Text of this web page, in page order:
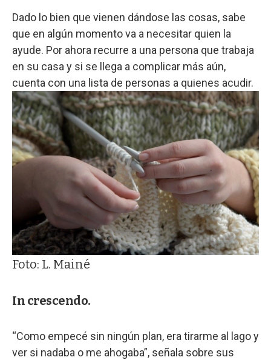
Dado lo bien que vienen dándose las cosas, sabe
que en algún momento va a necesitar quien la
ayude. Por ahora recurre a una persona que trabaja
en su casa y si se llega a complicar más aún,
cuenta con una lista de personas a quienes acudir.
Foto: L. Mainé
In crescendo.
“Como empecé sin ningún plan, era tirarme al lago y
ver si nadaba o me ahogaba”, señala sobre sus